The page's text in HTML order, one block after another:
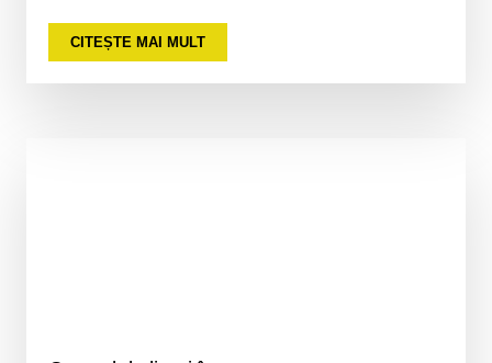
CITEȘTE MAI MULT